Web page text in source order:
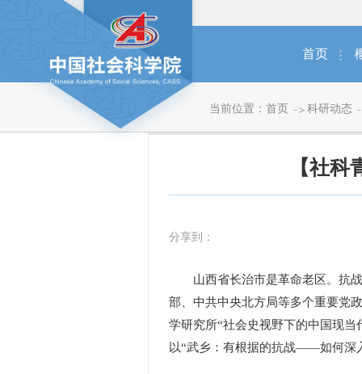
首页
当前位置： 首页 科研动态
【社
分享到：
山西省长治市是革命老区。抗战
部、中共中央北方局等多个重要党
学研究所“社会史视野下的中国现
以“武乡：有根据的抗战——如何深